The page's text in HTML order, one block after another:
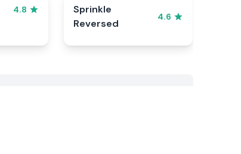
4.8
Sprinkle
Reversed
4.6